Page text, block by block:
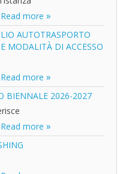
Read more
AUTOTRASPORTO
MODALITÀ DI ACCESSO
Read more
BIENNALE 2026-2027
Read more